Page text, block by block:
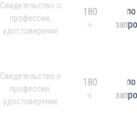
Свидетельство о
профессии,
удостоверение
180
ч.
по
Свидетельство о
профессии,
удостоверение
180
ч.
по